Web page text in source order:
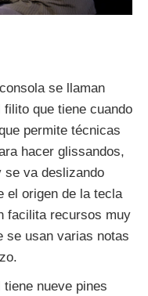
se llaman
que tiene cuando
permite técnicas
hacer glissandos,
se va deslizando
el origen de la tecla
facilita recursos muy
se usan varias notas
nueve pines